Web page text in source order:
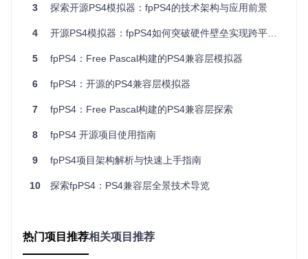
代码可读
类Pascal语法清晰 模板语法复杂
编译速度快，调试
编译耗时，错误信息
DE
fpPS4的开发者发现，在模拟场景中，代码的可维护性比极致
的潜在错误，这对于需要处理数百万条PS4指令的兼容层来说
图形渲染揭秘：为什么Vulkan比DirectX更适合模拟？
Vulkan API——新一代跨平台图形接口，其底层驱动模型与PS
PS4原生的指令。这种"硬件级对话"减少了传统图形API的抽象
开销，在Ryzen 5处理器上实现了30%的指令翻译效率提升。
3 探索开源PS4模拟器：fpPS4的技术架构与应用前景
4 开源PS4模拟器：fpPS4如何突破硬件壁垒实现跨平台游戏兼容
5 fpPS4：Free Pascal构建的PS4兼容层模拟器
6 fpPS4：开源的PS4兼容层模拟器
7 fpPS4：Free Pascal构建的PS4兼容层探索
8 fpPS4 开源项目使用指南
9 fpPS4项目架构解析与快速上手指南
10 探索fpPS4：PS4兼容层全景技术导览
热门项目推荐相关项目推荐